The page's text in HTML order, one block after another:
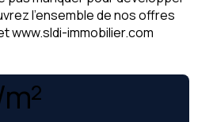
l'ensemble de nos offres
www.sldi-immobilier.com